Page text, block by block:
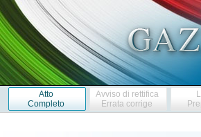
Atto
Completo
Avviso di rettifica
Errata corrige